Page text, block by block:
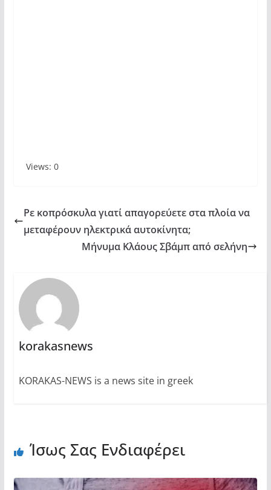
Views: 0
Ρε κοπρόσκυλα γιατί απαγορεύετε στα πλοία να
μεταφέρουν ηλεκτρικά αυτοκίνητα;
Μήνυμα Κλάους Σβάμπ από σελήνη
korakasnews
KORAKAS-NEWS is a news site in greek
Ίσως Σας Ενδιαφέρει